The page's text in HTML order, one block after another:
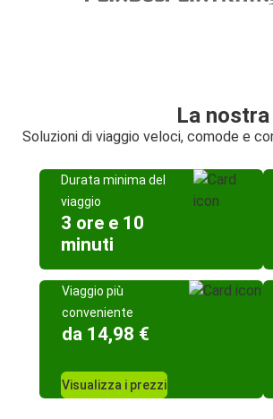
La
Soluzioni di viaggio veloci, comode e
Durata minima del
viaggio
3 ore e 10
minuti
Viaggio più
conveniente
da 14,98 €
Visualizza i prezzi